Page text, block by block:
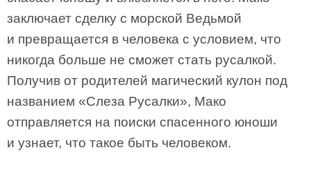
заключает сделку с морской Ведьмой
и превращается в человека с условием, что
никогда больше не сможет стать русалкой.
Получив от родителей магический кулон под
названием «Слеза Русалки», Мако
отправляется на поиски спасенного юноши
и узнает, что такое быть человеком.